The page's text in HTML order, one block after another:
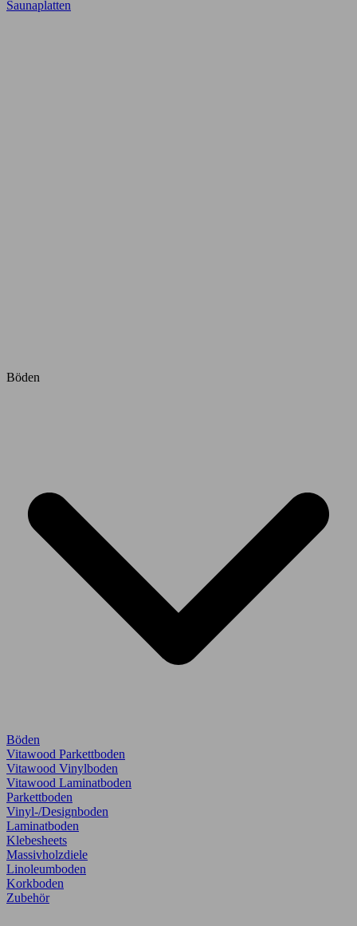
Saunaplatten
Böden
Böden
Vitawood Parkettboden
Vitawood Vinylboden
Vitawood Laminatboden
Parkettboden
Vinyl-/Designboden
Laminatboden
Klebesheets
Massivholzdiele
Linoleumboden
Korkboden
Zubehör